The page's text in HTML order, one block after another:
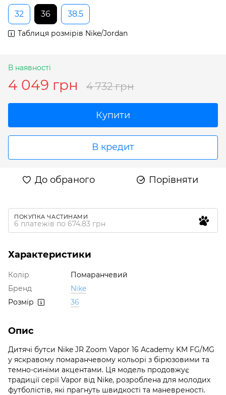
32
36 38.5
Таблиця розмірів Nike/Jordan
В наявності
4 049 грн 4 732 грн
Купити
В кредит
До обраного Порівняти
ПОКУПКА ЧАСТИНАМИ
6 платежів по 674.83 грн
Характеристики
Колір
Помаранчевий
Бренд
Nike
Розмір
36
Опис
Дитячі бутси Nike JR Zoom Vapor 16 Academy KM FG/MG
у яскравому помаранчевому кольорі з бірюзовими та
темно-синіми акцентами. Ця модель продовжує
традиції серії Vapor від Nike, розроблена для молодих
футболістів, які прагнуть швидкості та маневреності.